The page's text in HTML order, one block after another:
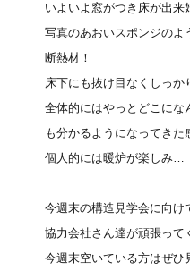
いよいよ窓がつき床が出来
写真のあおいスポンジのよ
断熱材！
床下にも抜け目なくしっか
全体的にはやっとどこにな
も分かるようになってきた
個人的には暖炉が楽しみ…
今週末の構造見学会に向け
協力会社さん達が頑張って
今週末空いている方はぜひ